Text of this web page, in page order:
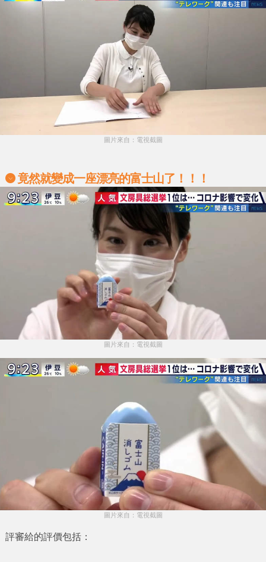
圖片來自：電視截圖
竟然就變成一座漂亮的富士山了！！！
圖片來自：電視截圖
圖片來自：電視截圖
評審給的評價包括：